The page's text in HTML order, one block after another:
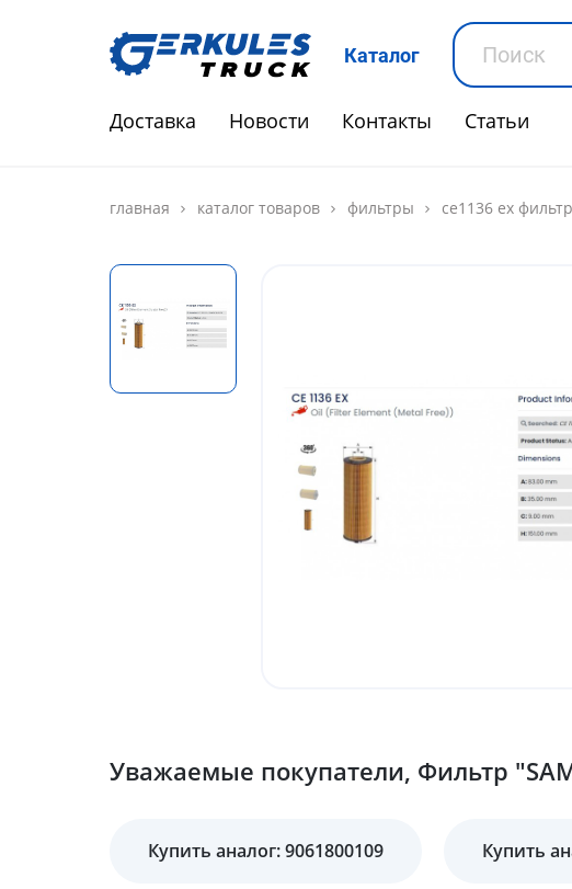
Каталог
Доставка Новости Контакты Статьи
главная каталог товаров фильтры ce1136 ex
Уважаемые покупатели, Фильтр
Купить аналог: 9061800109 Купить